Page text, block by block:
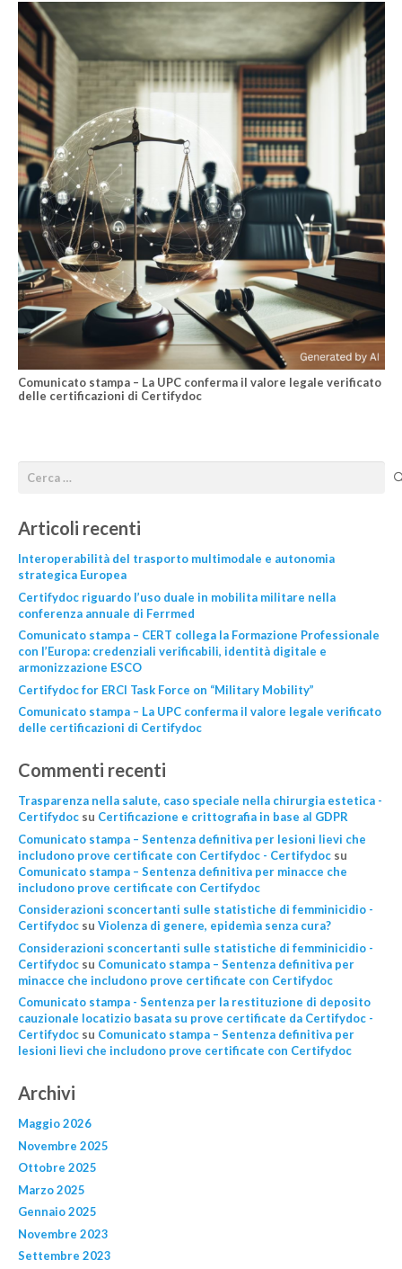
Comunicato stampa – La UPC conferma il valore legale verificato
delle certificazioni di Certifydoc
Articoli recenti
Interoperabilità del trasporto multimodale e autonomia
strategica Europea
Certifydoc riguardo l’uso duale in mobilita militare nella
conferenza annuale di Ferrmed
Comunicato stampa – CERT collega la Formazione Professionale
con l’Europa: credenziali verificabili, identità digitale e
armonizzazione ESCO
Certifydoc for ERCI Task Force on “Military Mobility”
Comunicato stampa – La UPC conferma il valore legale verificato
delle certificazioni di Certifydoc
Commenti recenti
Trasparenza nella salute, caso speciale nella chirurgia estetica -
Certifydocsu Certificazione e crittografia in base al GDPR
Comunicato stampa – Sentenza definitiva per lesioni lievi che
includono prove certificate con Certifydoc - Certifydocsu
Comunicato stampa – Sentenza definitiva per minacce che
includono prove certificate con Certifydoc
Considerazioni sconcertanti sulle statistiche di femminicidio -
Certifydocsu Violenza di genere, epidemìa senza cura?
Considerazioni sconcertanti sulle statistiche di femminicidio -
Certifydocsu Comunicato stampa – Sentenza definitiva per
minacce che includono prove certificate con Certifydoc
Comunicato stampa - Sentenza per la restituzione di deposito
cauzionale locatizio basata su prove certificate da Certifydoc -
Certifydocsu Comunicato stampa – Sentenza definitiva per
lesioni lievi che includono prove certificate con Certifydoc
Archivi
Maggio 2026
Novembre 2025
Ottobre 2025
Marzo 2025
Gennaio 2025
Novembre 2023
Settembre 2023